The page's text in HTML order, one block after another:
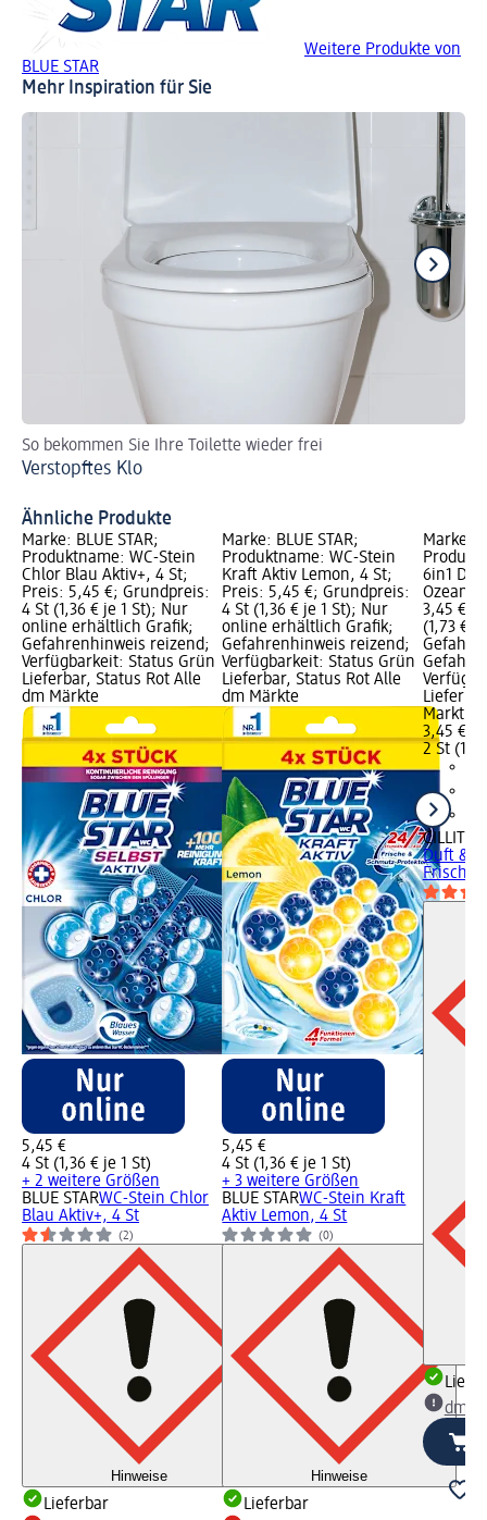
Weitere Produkte von
BLUE STAR
Mehr Inspiration für Sie
So bekommen Sie Ihre Toilette wieder frei
Verstopftes Klo
Ähnliche Produkte
Marke: BLUE STAR;
Produktname: WC-Stein
Chlor Blau Aktiv+, 4 St;
Preis: 5,45 €; Grundpreis:
4 St (1,36 € je 1 St); Nur
online erhältlich Grafik;
Gefahrenhinweis reizend;
Verfügbarkeit: Status Grün
Lieferbar, Status Rot Alle
dm Märkte
5,45 €
4 St (1,36 € je 1 St)
+ 2 weitere Größen
BLUE STARWC-Stein Chlor
Blau Aktiv+, 4 St
(2)
Hinweise
Lieferbar
Marke: BLUE STAR;
Produktname: WC-Stein
Kraft Aktiv Lemon, 4 St;
Preis: 5,45 €; Grundpreis:
4 St (1,36 € je 1 St); Nur
online erhältlich Grafik;
Gefahrenhinweis reizend;
Verfügbarkeit: Status Grün
Lieferbar, Status Rot Alle
dm Märkte
5,45 €
4 St (1,36 € je 1 St)
+ 3 weitere Größen
BLUE STARWC-Stein Kraft
Aktiv Lemon, 4 St
(0)
Hinweise
Lieferbar
Marke:
6in1
Ozean
3,45 €;
(1,73 €
Markt
3,45 €
2 St
CILLIT
Duft &
Frische,
dm